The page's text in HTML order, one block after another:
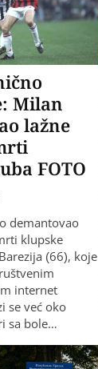
Milan
lažne
FOTO
demantovao
klupske
(66), koje
internet
se već oko
sa bole…